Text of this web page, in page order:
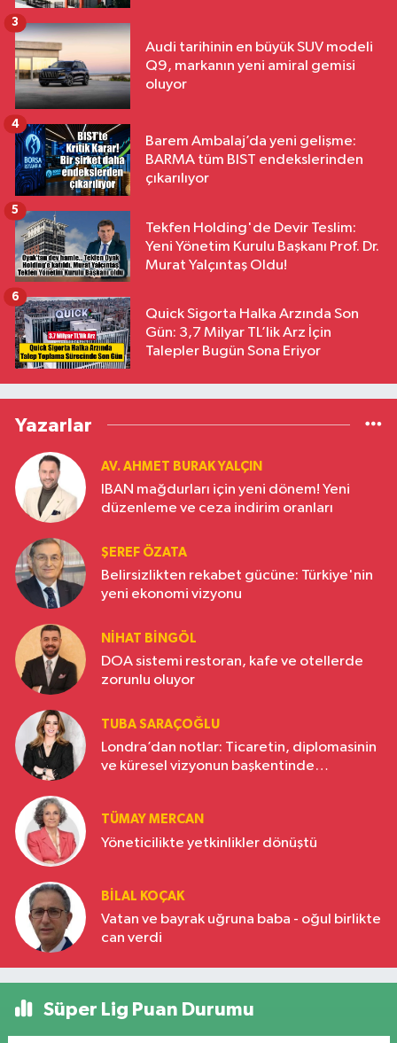
Audi tarihinin en büyük SUV modeli
Q9, markanın yeni amiral gemisi
oluyor
3
Barem Ambalaj’da yeni gelişme:
BARMA tüm BIST endekslerinden
çıkarılıyor
4
Tekfen Holding'de Devir Teslim:
Yeni Yönetim Kurulu Başkanı Prof. Dr.
Murat Yalçıntaş Oldu!
5
Quick Sigorta Halka Arzında Son
Gün: 3,7 Milyar TL’lik Arz İçin
Talepler Bugün Sona Eriyor
6
Yazarlar
AV. AHMET BURAK YALÇIN
IBAN mağdurları için yeni dönem! Yeni
düzenleme ve ceza indirim oranları
ŞEREF ÖZATA
Belirsizlikten rekabet gücüne: Türkiye'nin
yeni ekonomi vizyonu
NIHAT BINGÖL
DOA sistemi restoran, kafe ve otellerde
zorunlu oluyor
TUBA SARAÇOĞLU
Londra’dan notlar: Ticaretin, diplomasinin
ve küresel vizyonun başkentinde
TÜMAY MERCAN
Yöneticilikte yetkinlikler dönüştü
BILAL KOÇAK
Vatan ve bayrak uğruna baba - oğul birlikte
can verdi
Süper Lig Puan Durumu